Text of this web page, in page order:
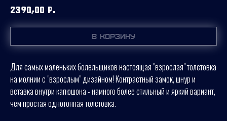
2390,00 р.
В корзину
Для самых маленьких болельщиков настоящая "взрослая" толстовка
на молнии с "взрослым" дизайном! Контрастный замок, шнур и
вставка внутри капюшона - намного более стильный и яркий вариант,
чем простая однотонная толстовка.